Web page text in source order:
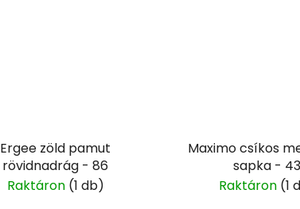
Ergee zöld pamut
rövidnadrág - 86
Raktáron (1 db)
Maximo csíkos
sapka - 43
Raktáron (1